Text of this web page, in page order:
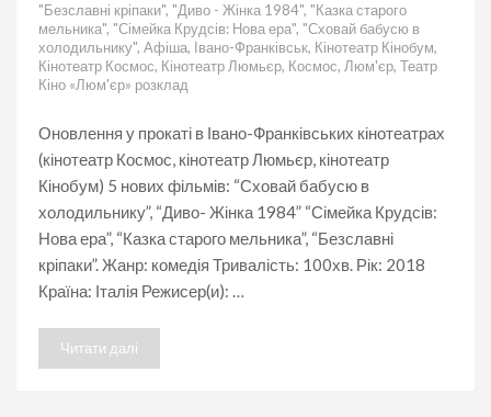
бабусю
в
холодильнику”,
“Диво
–
1984”,
Крудсів:
Нова
“Казка
старого
мельника”,
“Безславні
кріпаки”
Івано-
Франківську
"Безславні кріпаки", "Диво - Жінка 1984", "Казка старого
мельника", "Сімейка Крудсів: Нова ера", "Сховай бабусю в
холодильнику", Афіша, Івано-Франківськ, Кінотеатр Кінобум,
Кінотеатр Космос, Кінотеатр Люмьєр, Космос, Люм'єр, Театр
Кіно «Люм'єр» розклад
Оновлення у прокаті в Івано-Франківських кінотеатрах
(кінотеатр Космос, кінотеатр Люмьєр, кінотеатр
Кінобум) 5 нових фільмів: “Сховай бабусю в
холодильнику”, “Диво- Жінка 1984” “Сімейка Крудсів:
Нова ера”, “Казка старого мельника”, “Безславні
кріпаки”. Жанр: комедія Тривалість: 100хв. Рік: 2018
Країна: Італія Режисер(и): …
Читати далі